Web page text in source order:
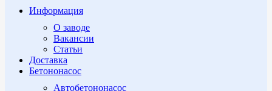
Информация
О заводе
Вакансии
Статьи
Доставка
Бетононасос
Автобетононасос